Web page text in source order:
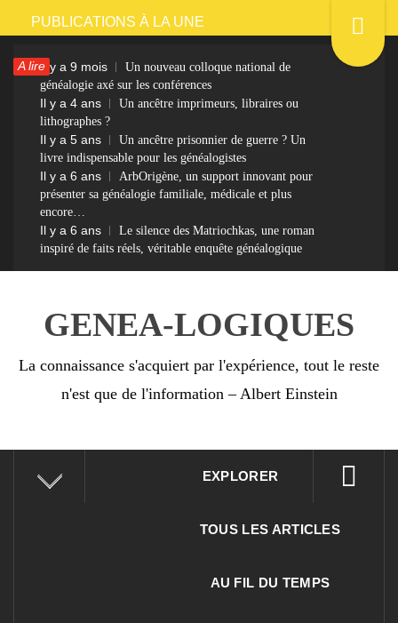
Passer
contenu
PUBLICATIONS À LA UNE
A lireIl y a 9 mois
Un nouveau colloque national de
généalogie axé sur les conférences
Il y a 4 ans
Un ancêtre imprimeurs, libraires ou
lithographes ?
Il y a 5 ans
Un ancêtre prisonnier de guerre ? Un
livre indispensable pour les généalogistes
Il y a 6 ans
ArbOrigène, un support innovant pour
présenter sa généalogie familiale, médicale et plus
encore…
Il y a 6 ans
Le silence des Matriochkas, une roman
inspiré de faits réels, véritable enquête généalogique
GENEA-LOGIQUES
La connaissance s'acquiert par l'expérience, tout le reste
n'est que de l'information – Albert Einstein
EXPLORER
TOUS LES ARTICLES
AU FIL DU TEMPS